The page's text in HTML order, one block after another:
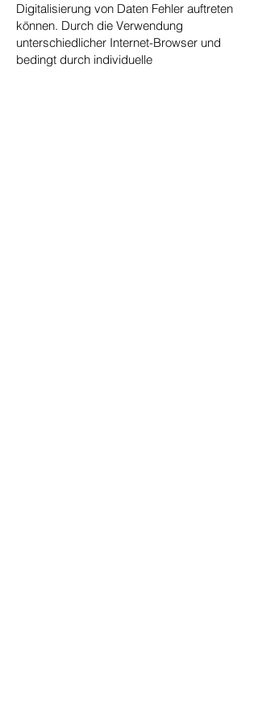
Digitalisierung von Daten Fehler auftreten
können. Durch die Verwendung
unterschiedlicher Internet-Browser und
bedingt durch individuelle